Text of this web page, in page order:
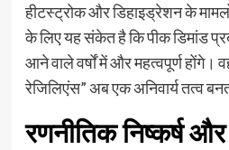
हीटस्ट्रोक और डिहाइड्रेशन के
के लिए यह संकेत है कि पीक डिमांड
आने वाले वर्षों में और महत्वपूर्ण होंगे।
रेजिलिएंस” अब एक अनिवार्य तत्व
रणनीतिक निष्कर्ष